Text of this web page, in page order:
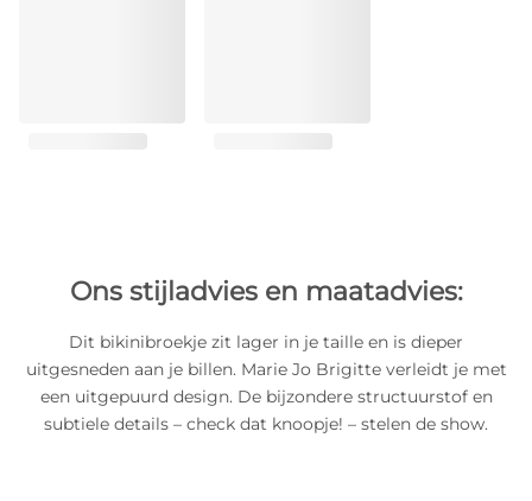
Ons stijladvies en maatadvies:
Dit bikinibroekje zit lager in je taille en is dieper
uitgesneden aan je billen. Marie Jo Brigitte verleidt je met
een uitgepuurd design. De bijzondere structuurstof en
subtiele details – check dat knoopje! – stelen de show.